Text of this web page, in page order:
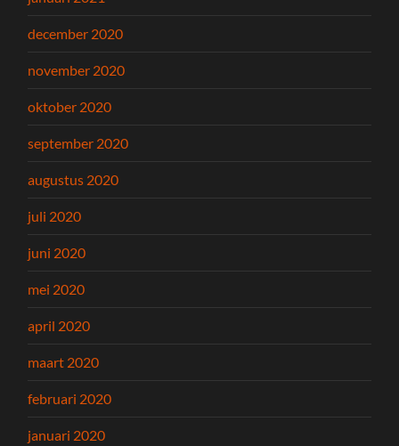
december 2020
november 2020
oktober 2020
september 2020
augustus 2020
juli 2020
juni 2020
mei 2020
april 2020
maart 2020
februari 2020
januari 2020